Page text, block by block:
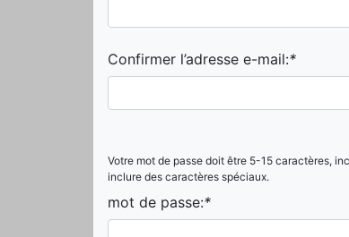
Confirmer l’adresse e-mail:*
Votre mot de passe doit être 5-15 caractères,
inclure des caractères spéciaux.
mot de passe:*